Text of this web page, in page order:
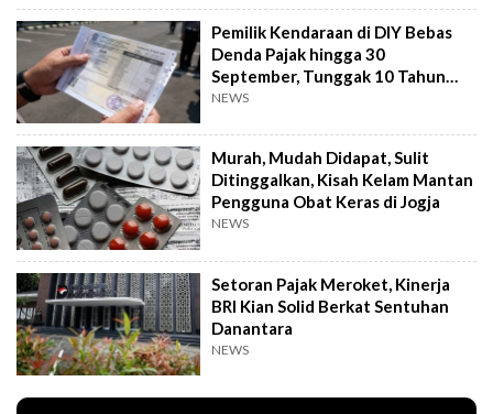
Pemilik Kendaraan di DIY Bebas
Denda Pajak hingga 30
September, Tunggak 10 Tahun
Cukup Bayar 5 Tahun
NEWS
Murah, Mudah Didapat, Sulit
Ditinggalkan, Kisah Kelam Mantan
Pengguna Obat Keras di Jogja
NEWS
Setoran Pajak Meroket, Kinerja
BRI Kian Solid Berkat Sentuhan
Danantara
NEWS